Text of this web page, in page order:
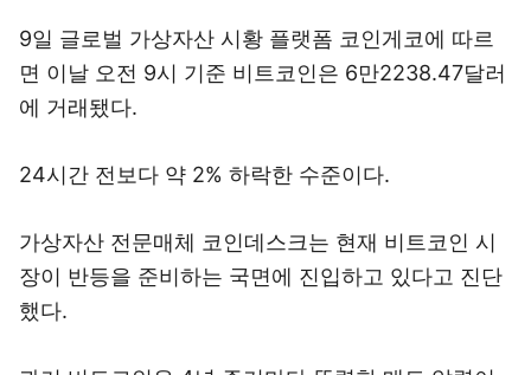
9일 글로벌 가상자산 시황 플랫폼 코인게코에 따르
면 이날 오전 9시 기준 비트코인은 6만2238.47달러
에 거래됐다.
24시간 전보다 약 2% 하락한 수준이다.
가상자산 전문매체 코인데스크는 현재 비트코인 시
장이 반등을 준비하는 국면에 진입하고 있다고 진단
했다.